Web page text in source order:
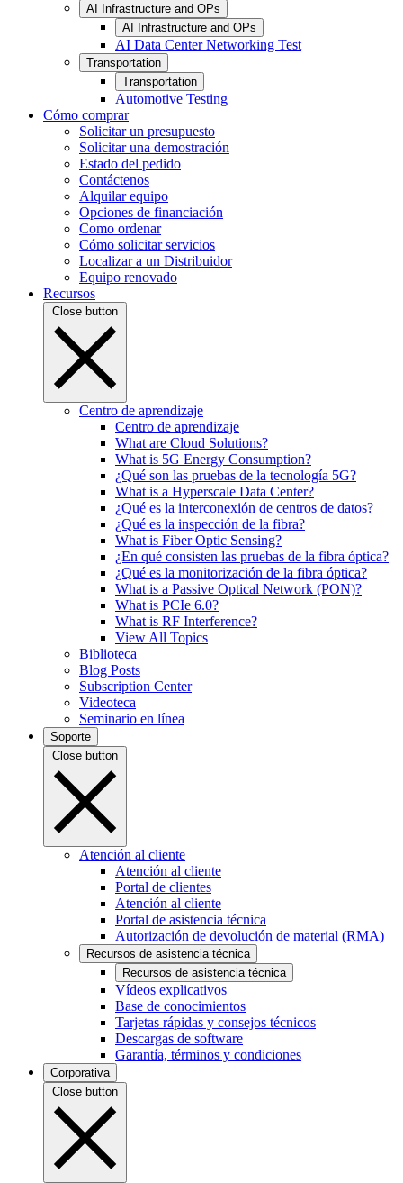
AI Infrastructure and OPs
AI Infrastructure and OPs
AI Data Center Networking Test
Transportation
Transportation
Automotive Testing
Cómo comprar
Solicitar un presupuesto
Solicitar una demostración
Estado del pedido
Contáctenos
Alquilar equipo
Opciones de financiación
Como ordenar
Cómo solicitar servicios
Localizar a un Distribuidor
Equipo renovado
Recursos
Close button
Centro de aprendizaje
Centro de aprendizaje
What are Cloud Solutions?
What is 5G Energy Consumption?
¿Qué son las pruebas de la tecnología 5G?
What is a Hyperscale Data Center?
¿Qué es la interconexión de centros de datos?
¿Qué es la inspección de la fibra?
What is Fiber Optic Sensing?
¿En qué consisten las pruebas de la fibra óptica?
¿Qué es la monitorización de la fibra óptica?
What is a Passive Optical Network (PON)?
What is PCIe 6.0?
What is RF Interference?
View All Topics
Biblioteca
Blog Posts
Subscription Center
Videoteca
Seminario en línea
Soporte
Close button
Atención al cliente
Atención al cliente
Portal de clientes
Atención al cliente
Portal de asistencia técnica
Autorización de devolución de material (RMA)
Recursos de asistencia técnica
Recursos de asistencia técnica
Vídeos explicativos
Base de conocimientos
Tarjetas rápidas y consejos técnicos
Descargas de software
Garantía, términos y condiciones
Corporativa
Close button